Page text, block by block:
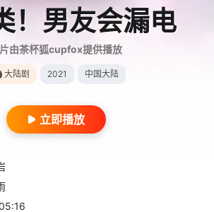
！男友会漏电
由茶杯狐cupfox提供播放
大陆剧 2021 中国大陆
立即播放